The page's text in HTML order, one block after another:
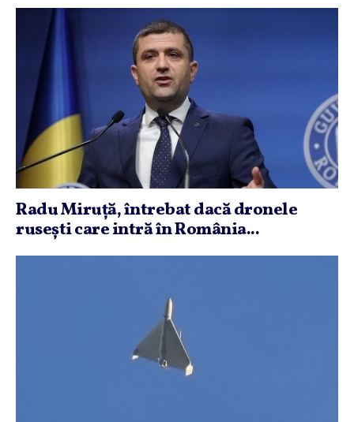
Radu Miruţă, întrebat dacă dronele
ruseşti care intră în România...